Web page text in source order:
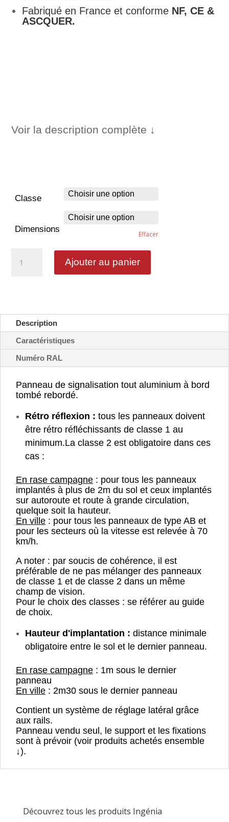
Fabriqué en France et conforme NF, CE &
ASCQUER.
Voir la description complète ↓
Classe
Dimensions
Effacer
de
Ajouter au panier
Description
Caractéristiques
Numéro RAL
Panneau de signalisation tout aluminium à bord
tombé rebordé.
Rétro réflexion : tous les panneaux doivent
être rétro réfléchissants de classe 1 au
minimum.La classe 2 est obligatoire dans ces
cas :
En rase campagne : pour tous les panneaux
implantés à plus de 2m du sol et ceux implantés
sur autoroute et route à grande circulation,
quelque soit la hauteur.
En ville : pour tous les panneaux de type AB et
pour les secteurs où la vitesse est relevée à 70
km/h.
A noter : par soucis de cohérence, il est
préférable de ne pas mélanger des panneaux
de classe 1 et de classe 2 dans un même
champ de vision.
Pour le choix des classes : se référer au guide
de choix.
Hauteur d'implantation : distance minimale
obligatoire entre le sol et le dernier panneau.
En rase campagne : 1m sous le dernier
panneau
En ville : 2m30 sous le dernier panneau
Contient un système de réglage latéral grâce
aux rails.
Panneau vendu seul, le support et les fixations
sont à prévoir (voir produits achetés ensemble
↓).
Découvrez tous les produits Ingénia